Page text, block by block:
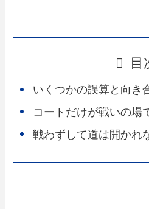
目
いくつかの誤算と向き
コートだけが戦いの場
戦わずして道は開かれ